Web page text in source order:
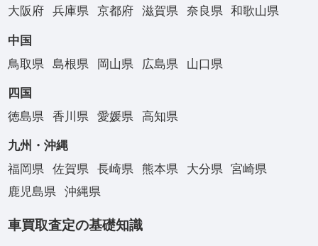
大阪府
兵庫県 京都府 滋賀県 奈良県 和歌山県
中国
鳥取県
島根県 岡山県 広島県 山口県
四国
徳島県
香川県 愛媛県 高知県
九州・沖縄
福岡県
佐賀県 長崎県 熊本県 大分県
宮崎県
鹿児島県
沖縄県
車買取査定の基礎知識